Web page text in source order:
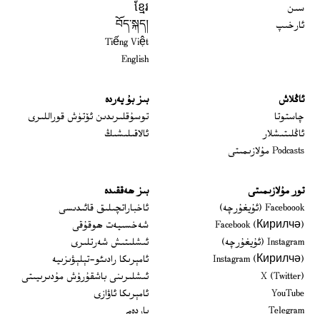
سىن
ئارخىپ
ខ្មែរ
བོད་སྐད།
Tiếng Việt
English
ئاڭلاش
چاستوتا
ئاڭلىتىشلار
Podcasts مۇلازىمىتى
بىز بۇ يەردە
توسۇقلىرىدىن ئۆتۈش قوراللىرى
ئالاقىلىشىڭ
تور مۇلازىمىتى
Faceboook (ئۇيغۇرچە)
Opens in new window
Facebook (Кирилчә)
Opens in new window
Instagram (ئۇيغۇرچە)
Opens in new window
Instagram (Кирилчә)
Opens in new window
X (Twitter)
YouTube
Telegram
بىز ھەققىدە
ئاخباراتچىلىق قائىدىسى
شەخسىيەت ھوقۇقى
ئىشلىتىش شەرتلىرى
ئامېرىكا رادىئو-تېلېۋىزىيە
ئىشلىرىنى باشقۇرۇش مۇدىرىيىتى
ئامېرىكا ئاۋازى
ياردەم